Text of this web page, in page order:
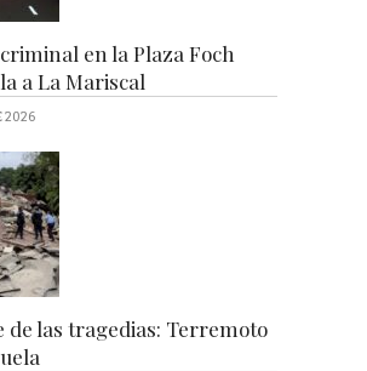
en la Plaza Foch
a La Mariscal
2026
de las tragedias: Terremoto